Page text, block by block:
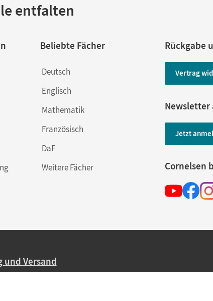
entfalten
Beliebte Fächer
Deutsch
Englisch
Mathematik
Französisch
DaF
Weitere Fächer
Rückgabe
Vertrag
Newsletter
Jetzt
Cornelsen
und Versand